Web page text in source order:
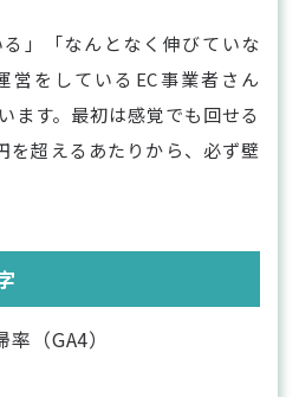
る」「なんとなく伸びていな
営をしているEC事業者さん
ます。最初は感覚でも回せる
を超えるあたりから、必ず壁
（GA4）